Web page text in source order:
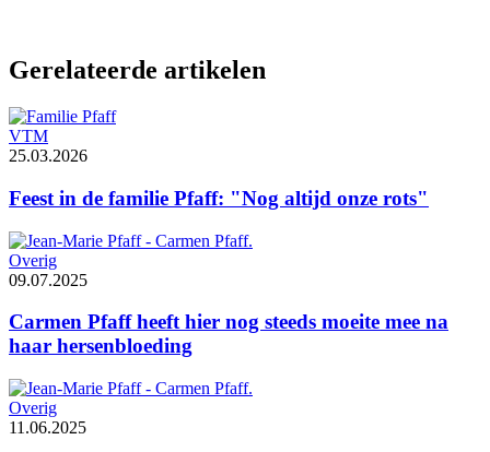
Gerelateerde artikelen
VTM
25.03.2026
Feest in de familie Pfaff: "Nog altijd onze rots"
Overig
09.07.2025
Carmen Pfaff heeft hier nog steeds moeite mee na
haar hersenbloeding
Overig
11.06.2025